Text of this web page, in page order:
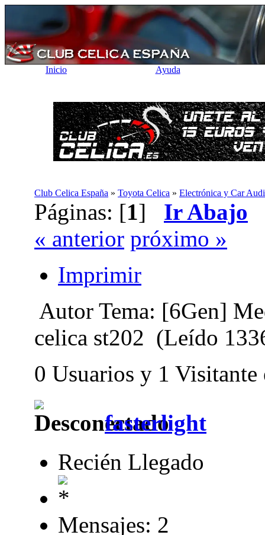
Inicio Ayuda
Club Celica España » Toyota Celica » Electrónica y Car
Páginas: [1] Ir Abajo
« anterior próximo »
Imprimir
Autor Tema: [6Gen]
celica st202 (Leído
0 Usuarios y 1 Visitante
fasterlight
Recién Llegado
Mensajes: 2